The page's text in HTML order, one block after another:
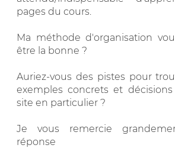
pages du cours.
Ma méthode d'organisation
être la bonne ?
Auriez-vous des pistes pour
exemples concrets et
site en particulier ?
Je vous remercie
réponse